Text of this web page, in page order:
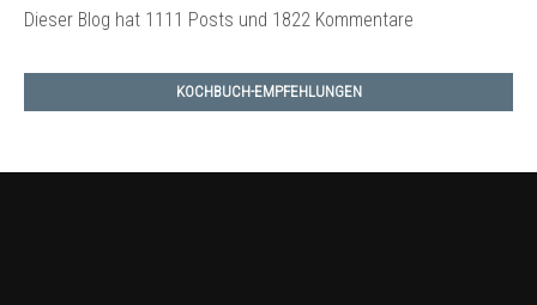
Dieser Blog hat 1111 Posts und 1822 Kommentare
KOCHBUCH-EMPFEHLUNGEN